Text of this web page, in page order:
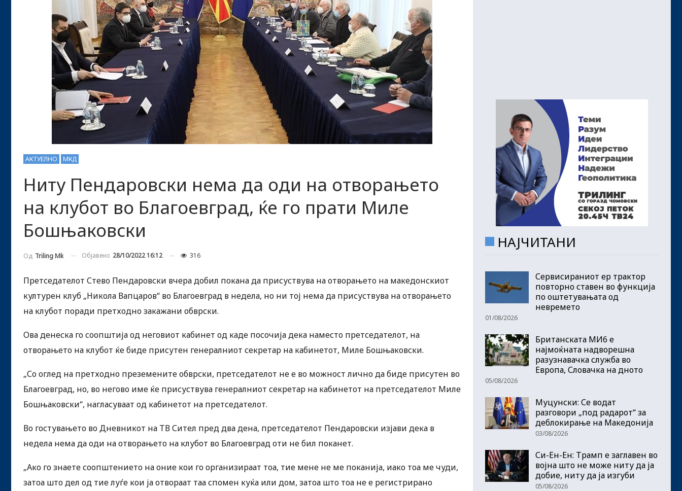
АКТУЕЛНО МКД
Ниту Пендаровски нема да оди на отворањето
на клубот во Благоевград, ќе го прати Миле
Бошњаковски
Од Triling Mk Објавено 28/10/2022 16:12 316
Претседателот Стево Пендаровски вчера добил покана да присуствува на отворањето на македонскиот
културен клуб „Никола Вапцаров“ во Благоевград в недела, но ни тој нема да присуствува на отворањето
на клубот поради претходно закажани обврски.
Ова денеска го соопштија од неговиот кабинет од каде посочија дека наместо претседателот, на
отворањето на клубот ќе биде присутен генералниот секретар на кабинетот, Миле Бошњаковски.
„Со оглед на претходно преземените обврски, претседателот не е во можност лично да биде присутен во
Благоевград, но, во негово име ќе присуствува генералниот секретар на кабинетот на претседателот Миле
Бошњаковски“, нагласуваат од кабинетот на претседателот.
Во гостувањето во Дневникот на ТВ Сител пред два дена, претседателот Пендаровски изјави дека в
недела нема да оди на отворањето на клубот во Благоевград оти не бил поканет.
„Ако го знаете соопштението на оние кои го организираат тоа, тие мене не ме поканија, иако тоа ме чуди,
затоа што дел од тие луѓе кои ја отвораат таа спомен куќа или дом, затоа што тоа не е регистрирано
НАЈЧИТАНИ
Сервисираниот ер трактор
повторно ставен во функција
по оштетувањата од
невремето
01/08/2026
Британската МИ6 е
најмоќната надворешна
разузнавачка служба во
Европа, Словачка на дното
05/08/2026
Муцунски: Се водат
разговори „под радарот“ за
деблокирање на Македонија
03/08/2026
Си-Ен-Ен: Трамп е заглавен во
војна што не може ниту да ја
добие, ниту да ја изгуби
05/08/2026